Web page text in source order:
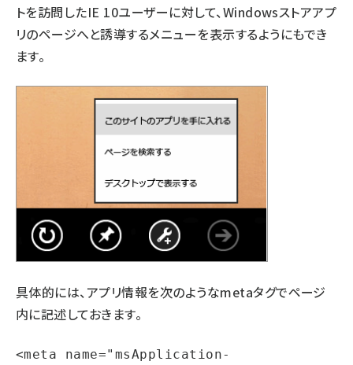
トを訪問したIE 10ユーザーに対して、Windowsストアアプ
リのページへと誘導するメニューを表示するようにもでき
ます。
具体的には、アプリ情報を次のようなmetaタグでページ
内に記述しておきます。
<meta name="msApplication-